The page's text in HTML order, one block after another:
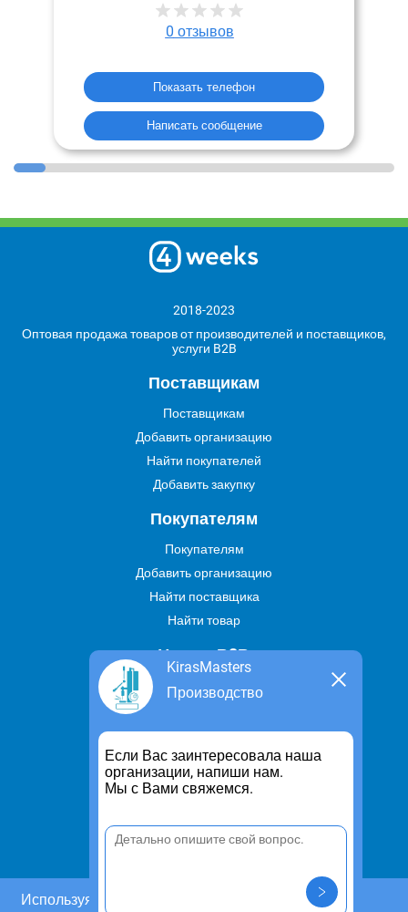
0 отзывов
Показать телефон
Написать сообщение
KirasMasters
Производство
Если Вас заинтересовала наша
организации, напиши нам.
Мы с Вами свяжемся.
Используя этот сайт, Вы даете согласие на
2018-2023
Оптовая продажа товаров от производителей и поставщиков,
услуги B2B
Поставщикам
Поставщикам
Добавить организацию
Найти покупателей
Добавить закупку
Покупателям
Покупателям
Добавить организацию
Найти поставщика
Найти товар
Услуги В2В
Найти услугу
Предложить свою услугу
Дропшиппинг
Транспортные услуги
Информация
Политика конфиденциальности